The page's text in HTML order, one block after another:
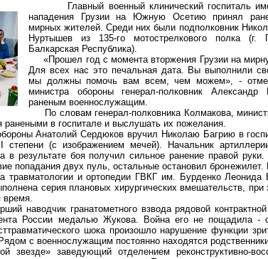
Главный военный клинический госпиталь
нападения Грузии на Южную Осетию принял
мирных жителей. Среди них были подполковник
Нуртышев из 135-го мотострелкового полка (г.
Балкарская Республика).
«Прошел год с момента вторжения Грузии на
Для всех нас это печальная дата. Вы выполнили
мы должны помочь вам всем, чем можем», -
министра обороны генерал-полковник
раненым военнослужащим.
По словам генерал-полковника Колмакова,
ранеными в госпитале и выслушать их пожелания.
Анатолий Сердюков вручил Николаю Багрию в
степени (с изображением мечей). Начальник
в результате боя получил сильное ранение правой
попадания двух пуль, остальные остановил
травматологии и ортопедии ГВКГ им. Бурденко
серия плановых хирургических вмешательств,
время.
наводчик гранатометного взвода рядовой
России медалью Жукова. Война его не пощадила -
шока произошло нарушение функции
с военнослужащим постоянно находятся
заведующий отделением реконструктивно-